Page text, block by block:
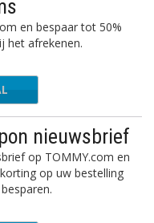
en bespaar tot 50%
het afrekenen.
nieuwsbrief
op TOMMY.com en
op uw bestelling